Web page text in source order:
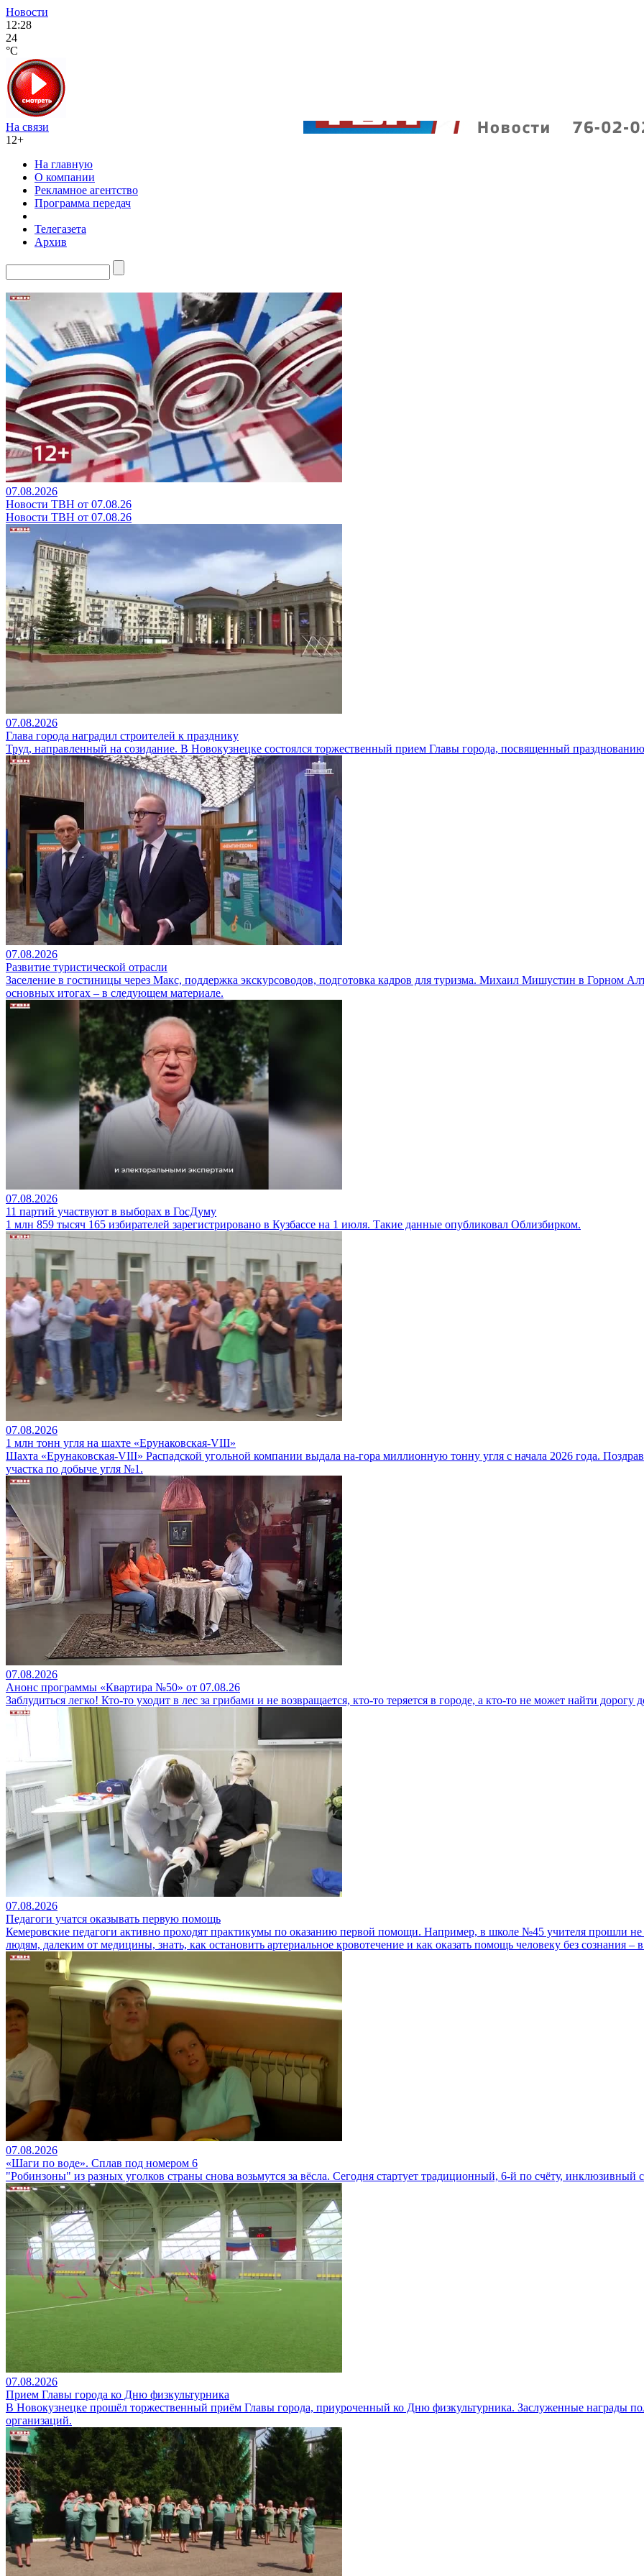
Новости
12:28
24
°C
На связи
12+
На главную
О компании
Рекламное агентство
Программа передач
Телегазета
Архив
07.08.2026
Новости ТВН от 07.08.26
Новости ТВН от 07.08.26
07.08.2026
Глава города наградил строителей к празднику
Труд, направленный на созидание. В Новокузнецке состоялся торжественный прием Главы города, посвященный
07.08.2026
Развитие туристической отрасли
Заселение в гостиницы через Макс, поддержка экскурсоводов, подготовка кадров для туризма. Михаил Мишустин в Горном
основных итогах – в следующем материале.
07.08.2026
11 партий участвуют в выборах в ГосДуму
1 млн 859 тысяч 165 избирателей зарегистрировано в Кузбассе на 1 июля. Такие данные опубликовал Облизбирком.
07.08.2026
1 млн тонн угля на шахте «Ерунаковская-VIII»
Шахта «Ерунаковская-VIII» Распадской угольной компании выдала на-гора миллионную тонну угля с начала 2026 года.
участка по добыче угля №1.
07.08.2026
Анонс программы «Квартира №50» от 07.08.26
Заблудиться легко! Кто-то уходит в лес за грибами и не возвращается, кто-то теряется в городе, а кто-то не может найти дорогу
07.08.2026
Педагоги учатся оказывать первую помощь
Кемеровские педагоги активно проходят практикумы по оказанию первой помощи. Например, в школе №45 учителя прошли не
людям, далеким от медицины, знать, как остановить артериальное кровотечение и как оказать помощь человеку без сознания –
07.08.2026
«Шаги по воде». Сплав под номером 6
"Робинзоны" из разных уголков страны снова возьмутся за вёсла. Сегодня стартует традиционный, 6-й по счёту, инклюзивный
07.08.2026
Прием Главы города ко Дню физкультурника
В Новокузнецке прошёл торжественный приём Главы города, приуроченный ко Дню физкультурника. Заслуженные награды
организаций.